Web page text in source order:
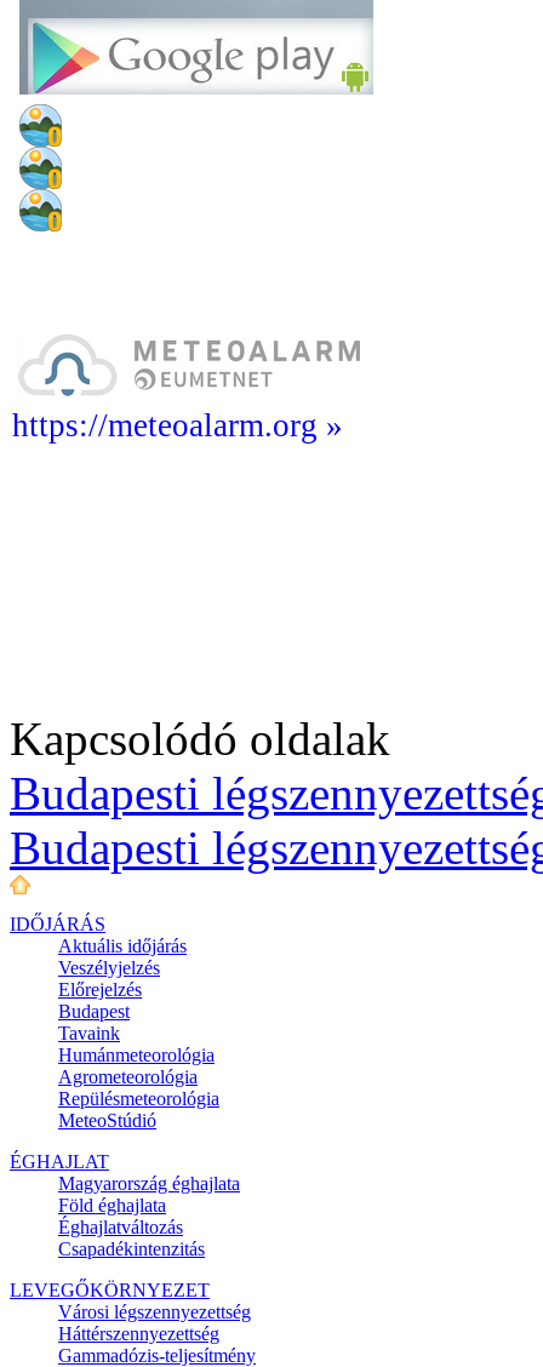
https://meteoalarm.org »
Kapcsolódó oldalak
Budapesti
Budapesti
IDŐJÁRÁS
Aktuális időjárás
Veszélyjelzés
Előrejelzés
Budapest
Tavaink
Humánmeteorológia
Agrometeorológia
Repülésmeteorológia
MeteoStúdió
ÉGHAJLAT
Magyarország éghajlata
Föld éghajlata
Éghajlatváltozás
Csapadékintenzitás
LEVEGŐKÖRNYEZET
Városi légszennyezettség
Háttérszennyezettség
Gammadózis-teljesítmény